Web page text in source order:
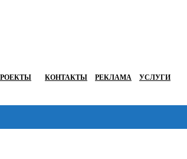
КОНТАКТЫ РЕКЛАМА УСЛУГИ